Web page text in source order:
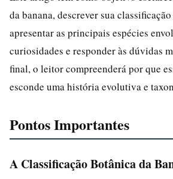
da banana, descrever sua
apresentar as principais espécies
curiosidades e responder às dúvidas
final, o leitor compreenderá por que
esconde uma história evolutiva e
Pontos Importantes
A Classificação Botânica da